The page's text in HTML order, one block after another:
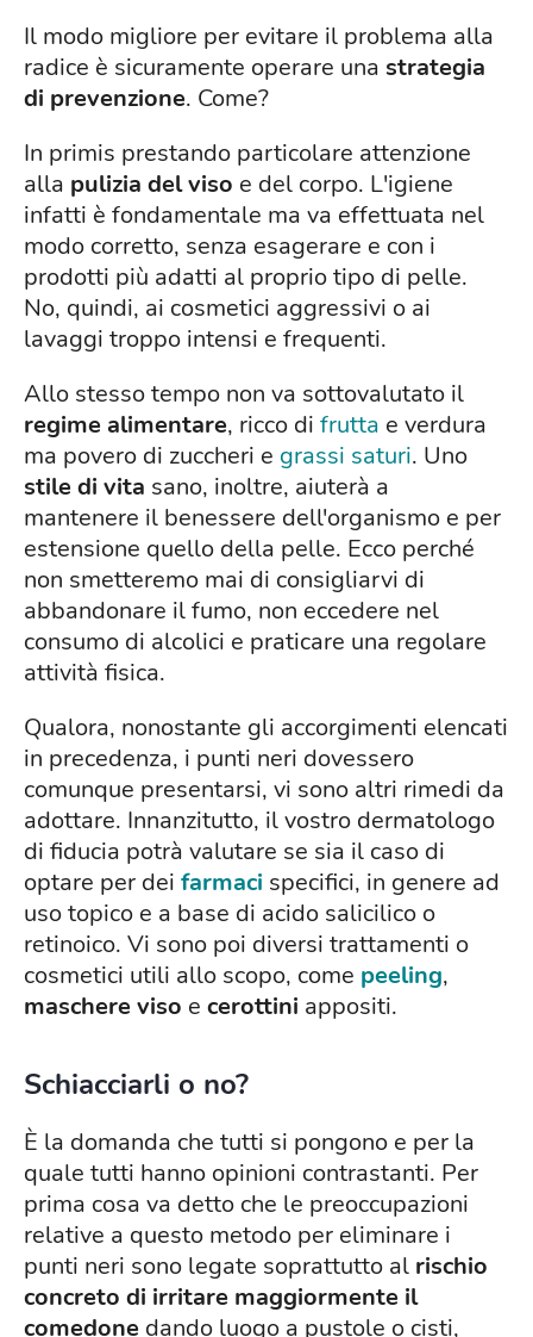
Il modo migliore per evitare il problema alla
radice è sicuramente operare una strategia
di prevenzione. Come?
In primis prestando particolare attenzione
alla pulizia del viso e del corpo. L'igiene
infatti è fondamentale ma va effettuata nel
modo corretto, senza esagerare e con i
prodotti più adatti al proprio tipo di pelle.
No, quindi, ai cosmetici aggressivi o ai
lavaggi troppo intensi e frequenti.
Allo stesso tempo non va sottovalutato il
regime alimentare, ricco di frutta e verdura
ma povero di zuccheri e grassi saturi. Uno
stile di vita sano, inoltre, aiuterà a
mantenere il benessere dell'organismo e per
estensione quello della pelle. Ecco perché
non smetteremo mai di consigliarvi di
abbandonare il fumo, non eccedere nel
consumo di alcolici e praticare una regolare
attività fisica.
Qualora, nonostante gli accorgimenti elencati
in precedenza, i punti neri dovessero
comunque presentarsi, vi sono altri rimedi da
adottare. Innanzitutto, il vostro dermatologo
di fiducia potrà valutare se sia il caso di
optare per dei farmaci specifici, in genere ad
uso topico e a base di acido salicilico o
retinoico. Vi sono poi diversi trattamenti o
cosmetici utili allo scopo, come peeling,
maschere viso e cerottini appositi.
Schiacciarli o no?
È la domanda che tutti si pongono e per la
quale tutti hanno opinioni contrastanti. Per
prima cosa va detto che le preoccupazioni
relative a questo metodo per eliminare i
punti neri sono legate soprattutto al rischio
concreto di irritare maggiormente il
comedone dando luogo a pustole o cisti,